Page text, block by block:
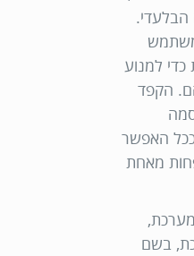
הבלעדי.
כדי למנוע
הקפד
האפשר
מאחת
בשם